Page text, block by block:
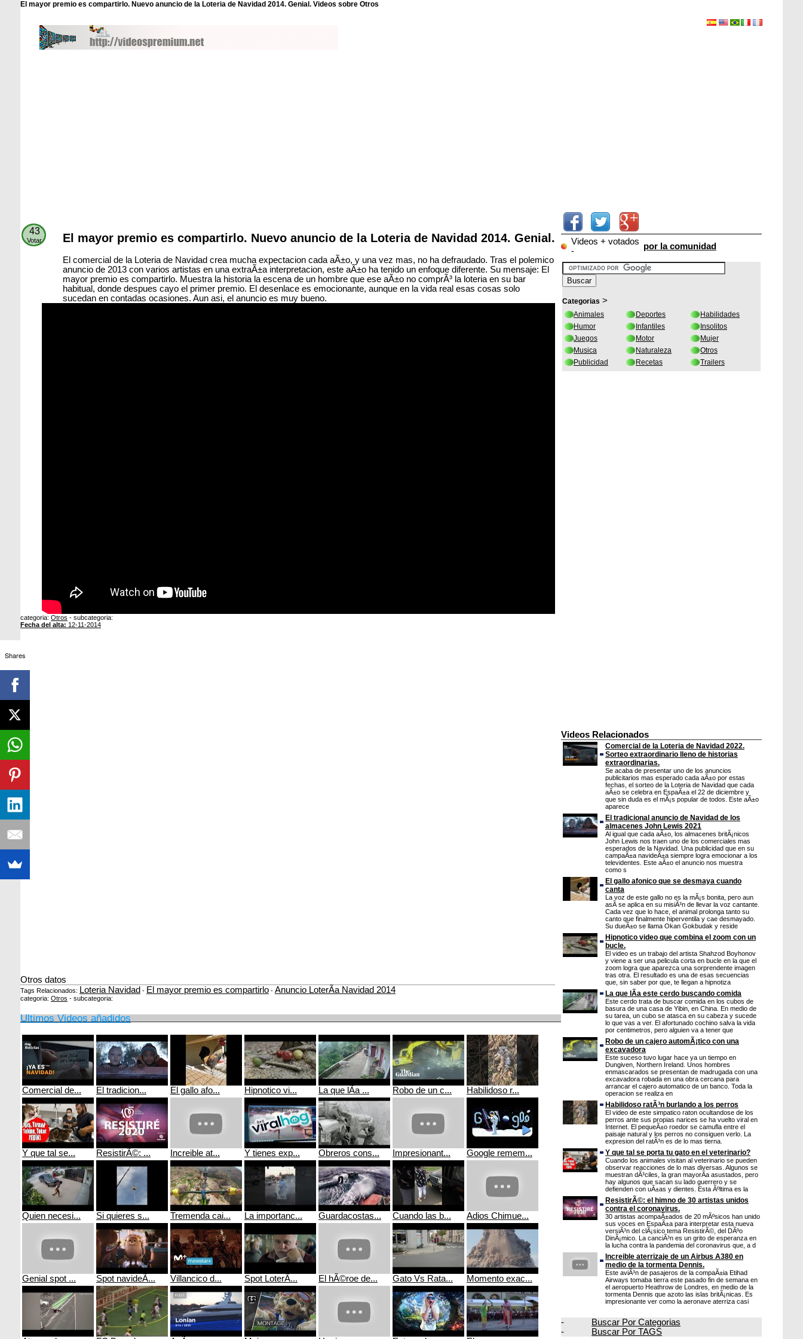
El mayor premio es compartirlo. Nuevo anuncio de la Loteria de Navidad 2014. Genial. Videos sobre Otros
43
Votar El mayor premio es compartirlo. Nuevo anuncio de la Loteria de Navidad 2014. Genial.
El comercial de la Loteria de Navidad crea mucha expectacion cada aÃ±o, y una vez mas, no ha defraudado. Tras el polemico
anuncio de 2013 con varios artistas en una extraÃ±a interpretacion, este aÃ±o ha tenido un enfoque diferente. Su mensaje: El
mayor premio es compartirlo. Muestra la historia la escena de un hombre que ese aÃ±o no comprÃ³ la loteria en su bar
habitual, donde despues cayo el primer premio. El desenlace es emocionante, aunque en la vida real esas cosas solo
sucedan en contadas ocasiones. Aun asi, el anuncio es muy bueno.
categoria: Otros - subcategoria:
Fecha del alta: 12-11-2014
Otros datos
Tags Relacionados: Loteria Navidad - El mayor premio es compartirlo - Anuncio LoterÃ­a Navidad 2014
categoria: Otros - subcategoria:
Ultimos Videos añadidos
Comercial de... El tradicion... El gallo afo... Hipnotico vi... La que lÃ­a ... Robo de un c... Habilidoso r...
Y que tal se... ResistirÃ©: ... Increible at... Y tienes exp... Obreros cons... Impresionant... Google remem...
Quien necesi... Si quieres s... Tremenda cai... La importanc... Guardacostas... Cuando las b... Adios Chimue...
Genial spot ... Spot navideÃ... Villancico d... Spot LoterÃ­... El hÃ©roe de... Gato Vs Rata... Momento exac...
Videos + votados
-
por la comunidad
Categorias >
Animales Deportes
Habilidades
Humor
Infantiles
Insolitos
Juegos
Motor
Mujer
Musica
Naturaleza
Otros
Publicidad
Recetas Trailers
Videos Relacionados
Comercial de la Loteria de Navidad 2022.
Sorteo extraordinario lleno de historias
extraordinarias.
Se acaba de presentar uno de los anuncios
publicitarios mas esperado cada aÃ±o por estas
fechas, el sorteo de la Loteria de Navidad que cada
aÃ±o se celebra en EspaÃ±a el 22 de diciembre y
que sin duda es el mÃ¡s popular de todos. Este aÃ±o
aparece
El tradicional anuncio de Navidad de los
almacenes John Lewis 2021
Al igual que cada aÃ±o, los almacenes britÃ¡nicos
John Lewis nos traen uno de los comerciales mas
esperados de la Navidad. Una publicidad que en su
campaÃ±a navideÃ±a siempre logra emocionar a los
televidentes. Este aÃ±o el anuncio nos muestra
como s
El gallo afonico que se desmaya cuando
canta
La voz de este gallo no es la mÃ¡s bonita, pero aun
asÃ­ se aplica en su misiÃ³n de llevar la voz cantante.
Cada vez que lo hace, el animal prolonga tanto su
canto que finalmente hiperventila y cae desmayado.
Su dueÃ±o se llama Okan Gokbudak y reside
Hipnotico video que combina el zoom con un
bucle.
El video es un trabajo del artista Shahzod Boyhonov
y viene a ser una pelicula corta en bucle en la que el
zoom logra que aparezca una sorprendente imagen
tras otra. El resultado es una de esas secuencias
que, sin saber por que, te llegan a hipnotiza
La que lÃ­a este cerdo buscando comida
Este cerdo trata de buscar comida en los cubos de
basura de una casa de Yibin, en China. En medio de
su tarea, un cubo se atasca en su cabeza y sucede
lo que vas a ver. El afortunado cochino salva la vida
por centimetros, pero alguien va a tener que
Robo de un cajero automÃ¡tico con una
excavadora
Este suceso tuvo lugar hace ya un tiempo en
Dungiven, Northern Ireland. Unos hombres
enmascarados se presentan de madrugada con una
excavadora robada en una obra cercana para
arrancar el cajero automatico de un banco. Toda la
operacion se realiza en
Habilidoso ratÃ³n burlando a los perros
El video de este simpatico raton ocultandose de los
perros ante sus propias narices se ha vuelto viral en
Internet. El pequeÃ±o roedor se camufla entre el
paisaje natural y los perros no consiguen verlo. La
expresion del ratÃ³n es de lo mas tierna.
Y que tal se porta tu gato en el veterinario?
Cuando los animales visitan al veterinario se pueden
observar reacciones de lo mas diversas. Algunos se
muestran dÃ³ciles, la gran mayorÃ­a asustados, pero
hay algunos que sacan su lado guerrero y se
defienden con uÃ±as y dientes. Esta Ãºltima es la
ResistirÃ©: el himno de 30 artistas unidos
contra el coronavirus.
30 artistas acompaÃ±ados de 20 mÃºsicos han unido
sus voces en EspaÃ±a para interpretar esta nueva
versiÃ³n del clÃ¡sico tema ResistirÃ©, del DÃºo
DinÃ¡mico. La canciÃ³n es un grito de esperanza en
la lucha contra la pandemia del coronavirus que, a d
Increible aterrizaje de un Airbus A380 en
medio de la tormenta Dennis.
Este aviÃ³n de pasajeros de la compaÃ±ia Etihad
Airways tomaba tierra este pasado fin de semana en
el aeropuerto Heathrow de Londres, en medio de la
tormenta Dennis que azoto las islas britÃ¡nicas. Es
impresionante ver como la aeronave aterriza casi
-
Buscar Por Categorias
-
Buscar Por TAGS
Shares